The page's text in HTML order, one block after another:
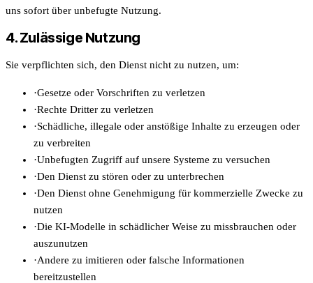
uns sofort über unbefugte Nutzung.
4. Zulässige Nutzung
Sie verpflichten sich, den Dienst nicht zu nutzen, um:
·Gesetze oder Vorschriften zu verletzen
·Rechte Dritter zu verletzen
·Schädliche, illegale oder anstößige Inhalte zu erzeugen oder
zu verbreiten
·Unbefugten Zugriff auf unsere Systeme zu versuchen
·Den Dienst zu stören oder zu unterbrechen
·Den Dienst ohne Genehmigung für kommerzielle Zwecke zu
nutzen
·Die KI-Modelle in schädlicher Weise zu missbrauchen oder
auszunutzen
·Andere zu imitieren oder falsche Informationen
bereitzustellen